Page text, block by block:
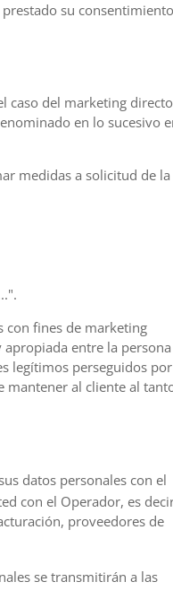
su consentimiento
caso del marketing
en lo sucesivo
medidas a solicitud de la
con fines de marketing
entre la persona
legítimos perseguidos por
mantener al cliente al
datos personales con el
con el Operador, es
proveedores de
se transmitirán a las